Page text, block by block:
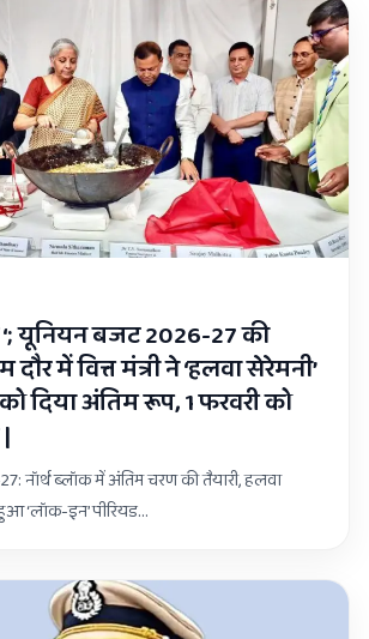
यूनियन बजट 2026-27 की
में वित्त मंत्री ने ‘हलवा सेरेमनी’
दिया अंतिम रूप, 1 फरवरी को
नॉर्थ ब्लॉक में अंतिम चरण की तैयारी, हलवा
‘लॉक-इन’ पीरियड…